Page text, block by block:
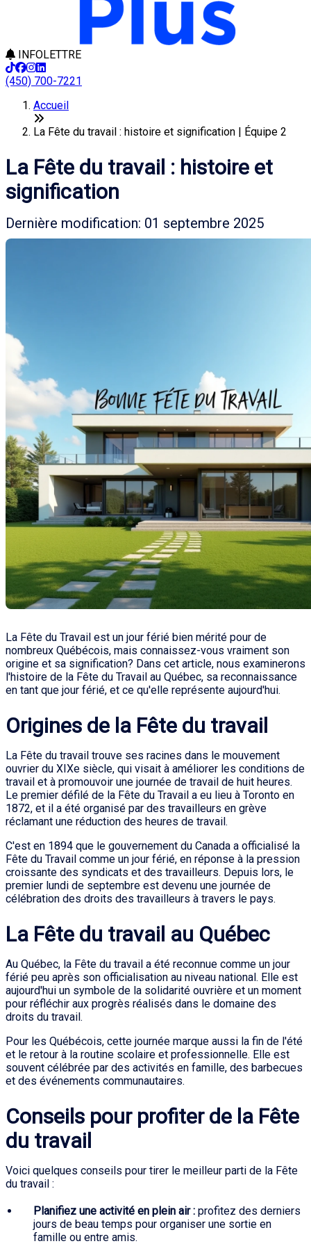
INFOLETTRE
(450) 700-7221
Accueil
La Fête du travail : histoire et signification | Équipe 2
La Fête du travail : histoire et
signification
Dernière modification: 01 septembre 2025
La Fête du Travail est un jour férié bien mérité pour de
nombreux Québécois, mais connaissez-vous vraiment son
origine et sa signification? Dans cet article, nous examinerons
l'histoire de la Fête du Travail au Québec, sa reconnaissance
en tant que jour férié, et ce qu'elle représente aujourd'hui.
Origines de la Fête du travail
La Fête du travail trouve ses racines dans le mouvement
ouvrier du XIXe siècle, qui visait à améliorer les conditions de
travail et à promouvoir une journée de travail de huit heures.
Le premier défilé de la Fête du Travail a eu lieu à Toronto en
1872, et il a été organisé par des travailleurs en grève
réclamant une réduction des heures de travail.
C'est en 1894 que le gouvernement du Canada a officialisé la
Fête du Travail comme un jour férié, en réponse à la pression
croissante des syndicats et des travailleurs. Depuis lors, le
premier lundi de septembre est devenu une journée de
célébration des droits des travailleurs à travers le pays.
La Fête du travail au Québec
Au Québec, la Fête du travail a été reconnue comme un jour
férié peu après son officialisation au niveau national. Elle est
aujourd'hui un symbole de la solidarité ouvrière et un moment
pour réfléchir aux progrès réalisés dans le domaine des
droits du travail.
Pour les Québécois, cette journée marque aussi la fin de l'été
et le retour à la routine scolaire et professionnelle. Elle est
souvent célébrée par des activités en famille, des barbecues
et des événements communautaires.
Conseils pour profiter de la Fête
du travail
Voici quelques conseils pour tirer le meilleur parti de la Fête
du travail :
Planifiez une activité en plein air : profitez des derniers
jours de beau temps pour organiser une sortie en
famille ou entre amis.